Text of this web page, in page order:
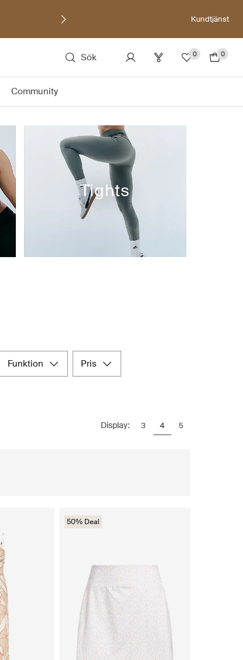
Kundtjänst
Sök 0 0
Community
Tights
funktion pris
Display: 3 4 5
50% Deal